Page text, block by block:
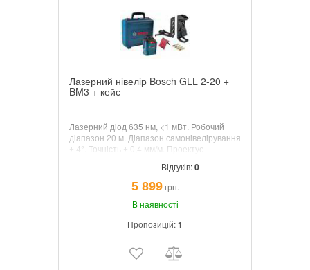
Лазерний нівелір Bosch GLL 2-20 +
BM3 + кейс
Лазерний діод 635 нм, <1 мВт. Робочий
діапазон 20 м. Діапазон самонівелірування
± 4°. Точність ± 0,4 мм/м. Проектує
вертикальну лінію, з власником BM3 в кейсі
Відгуків:0
5 899грн.
В наявності
Пропозицій:1